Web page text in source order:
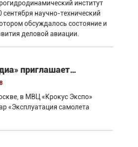
институт
научно-технический
обсуждалось состояние и
деловой авиации.
приглашает…
в МВЦ «Крокус Экспо»
«Эксплуатация самолета